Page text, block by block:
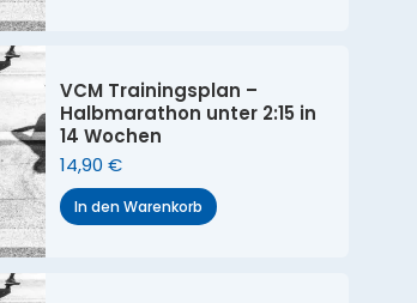
VCM Trainingsplan –
Halbmarathon unter 2:15 in
14 Wochen
14,90€
In den Warenkorb